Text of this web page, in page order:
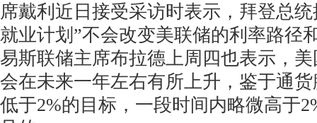
席戴利近日接受采访时表示，拜登总
就业计划”不会改变美联储的利率路径
易斯联储主席布拉德上周四也表示，
会在未来一年左右有所上升，鉴于通
低于2%的目标，一段时间内略微高于